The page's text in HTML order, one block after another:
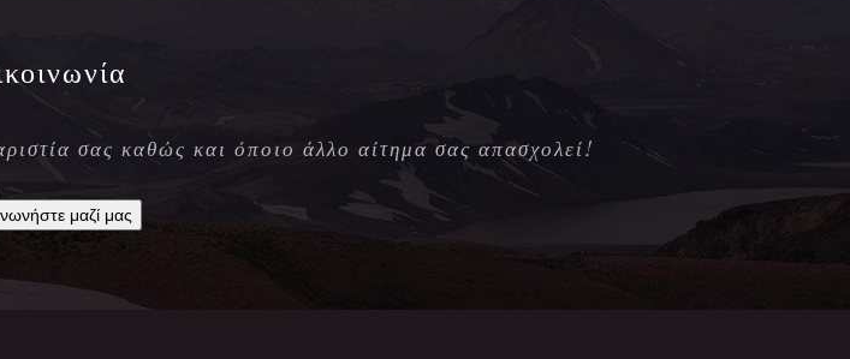
σας καθώς και όποιο άλλο αίτημα σας απασχολεί!
μαζί μας